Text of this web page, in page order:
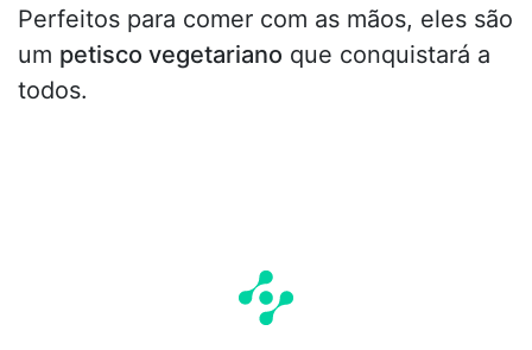
Perfeitos para comer com as mãos, eles são
um petisco vegetariano que conquistará a
todos.